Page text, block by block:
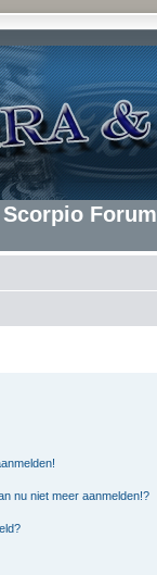
Forum
nu niet meer aanmelden!?